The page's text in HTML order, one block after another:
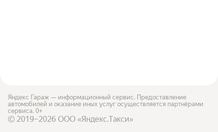
Яндекс Гараж — информационный сервис. Предоставление
автомобилей и оказание иных услуг осуществляется партнёрами
сервиса. 0+
© 2019–2026 ООО «Яндекс.Такси»